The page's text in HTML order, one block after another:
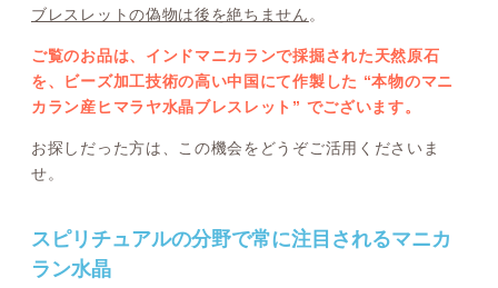
ブレスレットの偽物は後を絶ちません 。
ご覧のお品は、インドマニカランで採掘された天然原石
を、ビーズ加工技術の高い中国にて作製した “本物のマニ
カラン産ヒマラヤ水晶ブレスレット” でございます。
お探しだった方は、この機会をどうぞご活用くださいま
せ。
スピリチュアルの分野で常に注目されるマニカ
ラン水晶